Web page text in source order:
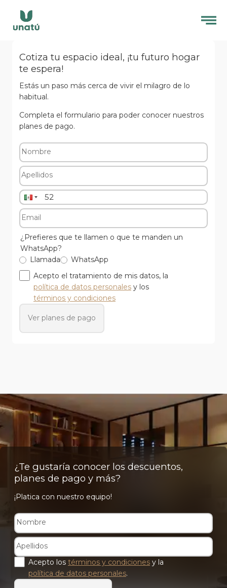
Cotiza tu espacio ideal, ¡tu futuro hogar
te espera!
Estás un paso más cerca de vivir el milagro de lo
habitual.
Completa el formulario para poder conocer nuestros
planes de pago.
¿Prefieres que te llamen o que te manden un
WhatsApp?
Llamada
WhatsApp
Acepto el tratamiento de mis datos, la
política de datos personales y los
términos y condiciones
Ver planes de pago
¿Te gustaría conocer los descuentos,
planes de pago y más?
¡Platica con nuestro equipo!
Acepto los términos y condiciones y la
política de datos personales.